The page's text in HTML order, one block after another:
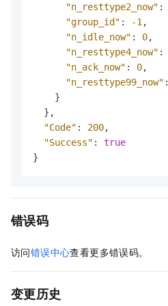
"n_resttype2_now" :
"group_id" : -1 ,
"n_idle_now" : 0,
"n_resttype4_now" :
"n_ack_now" : 0,
"n_resttype99_now" :
}
} ,
"Code" : 200,
"Success" :
true
}
错误码
访问错误中心查看更多错误码。
变更历史